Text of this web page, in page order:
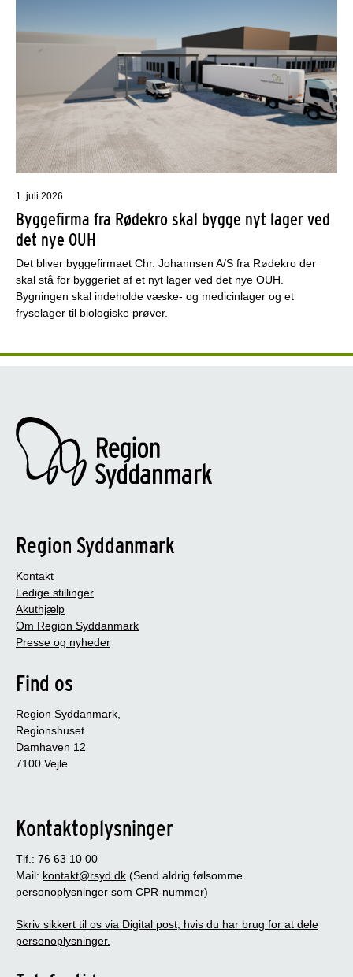
1. juli 2026
Byggefirma fra Rødekro skal bygge nyt lager ved
det nye OUH
Det bliver byggefirmaet Chr. Johannsen A/S fra Rødekro der
skal stå for byggeriet af et nyt lager ved det nye OUH.
Bygningen skal indeholde væske- og medicinlager og et
fryselager til biologiske prøver.
Region Syddanmark
Kontakt
Ledige stillinger
Akuthjælp
Om Region Syddanmark
Presse og nyheder
Find os
Region Syddanmark,
Regionshuset
Damhaven 12
7100 Vejle
Kontaktoplysninger
Tlf.: 76 63 10 00
Mail: kontakt@rsyd.dk (Send aldrig følsomme
personoplysninger som CPR-nummer)
Skriv sikkert til os via Digital post, hvis du har brug for at dele
personoplysninger.